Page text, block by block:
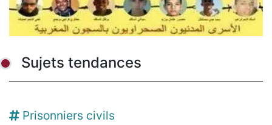
Sujets tendances
Prisonniers civils